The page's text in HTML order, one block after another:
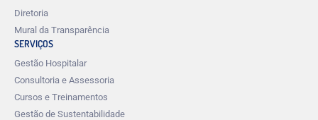
Diretoria
Mural da Transparência
SERVIÇOS
Gestão Hospitalar
Consultoria e Assessoria
Cursos e Treinamentos
Gestão de Sustentabilidade